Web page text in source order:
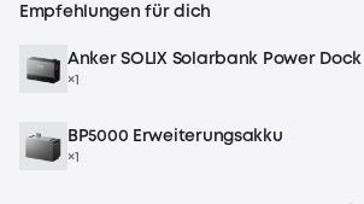
Empfehlungen für dich
Anker SOLIX Solarbank Power Dock
×1
BP5000 Erweiterungsakku
×1